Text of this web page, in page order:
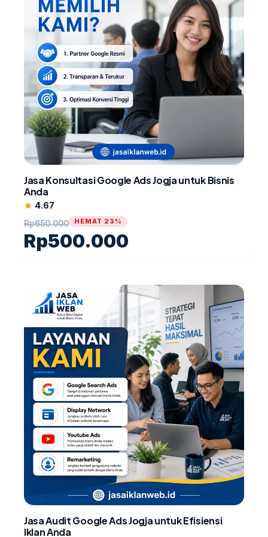
Jasa Konsultasi Google Ads Jogja untuk Bisnis
Anda
star 4.67
Rp650.000
Rp500.000
HEMAT 23%
Jasa Audit Google Ads Jogja untuk Efisiensi
Iklan Anda